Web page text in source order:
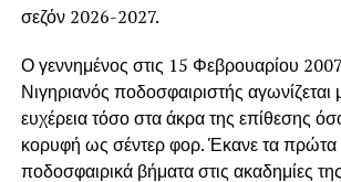
σεζόν 2026-2027.
Ο γεννημένος στις 15 Φεβρουαρίου
Νιγηριανός ποδοσφαιριστής αγωνίζεται
ευχέρεια τόσο στα άκρα της επίθεσης
κορυφή ως σέντερ φορ. Έκανε τα πρώτα
ποδοσφαιρικά βήματα στις ακαδημίες